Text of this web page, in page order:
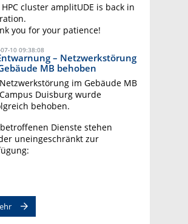
HPC cluster amplitUDE is back in
you for your patience!
10 09:38:08
– Netzwerkstörung
MB behoben
im Gebäude MB
Duisburg wurde
behoben.
Dienste stehen
uneingeschränkt zur